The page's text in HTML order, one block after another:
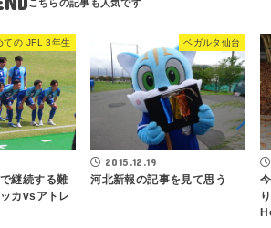
ての JFL 3年生
継続する難
カvsアトレ
ベガルタ仙台
2015.12.19
河北新報の記事を見て思う